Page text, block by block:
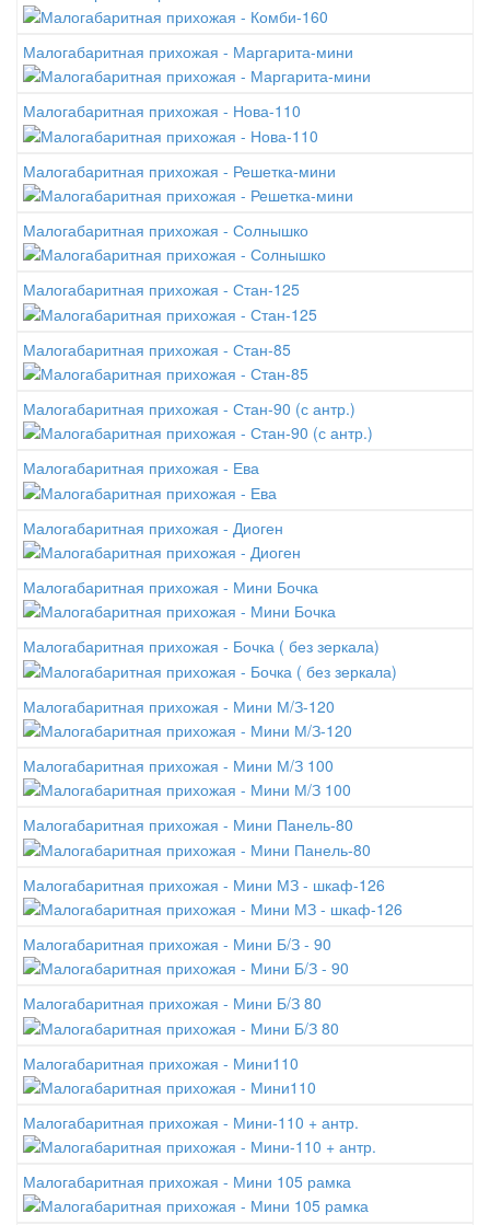
Малогабаритная прихожая - Маргарита-мини
Малогабаритная прихожая - Нова-110
Малогабаритная прихожая - Решетка-мини
Малогабаритная прихожая - Солнышко
Малогабаритная прихожая - Стан-125
Малогабаритная прихожая - Стан-85
Малогабаритная прихожая - Стан-90 (с антр.)
Малогабаритная прихожая - Ева
Малогабаритная прихожая - Диоген
Малогабаритная прихожая - Мини Бочка
Малогабаритная прихожая - Бочка ( без зеркала)
Малогабаритная прихожая - Мини М/З-120
Малогабаритная прихожая - Мини М/З 100
Малогабаритная прихожая - Мини Панель-80
Малогабаритная прихожая - Мини МЗ - шкаф-126
Малогабаритная прихожая - Мини Б/З - 90
Малогабаритная прихожая - Мини Б/З 80
Малогабаритная прихожая - Мини110
Малогабаритная прихожая - Мини-110 + антр.
Малогабаритная прихожая - Мини 105 рамка